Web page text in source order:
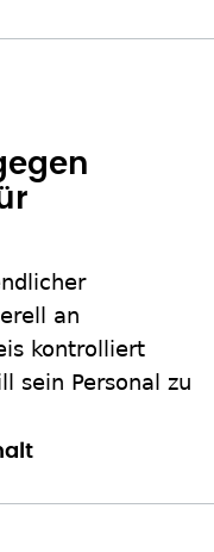
an
kontrolliert
sein Personal zu